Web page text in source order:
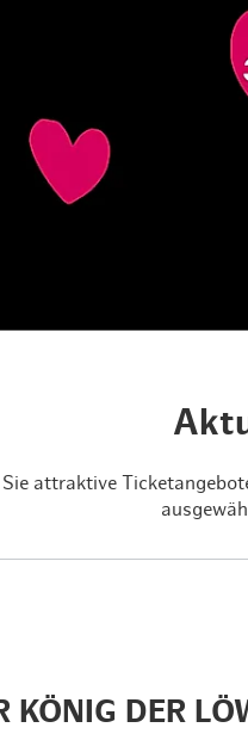
Musicals &
Hamburg
Rundfahrten
Historisches
Grüne
attraktive
KÖNIG DER